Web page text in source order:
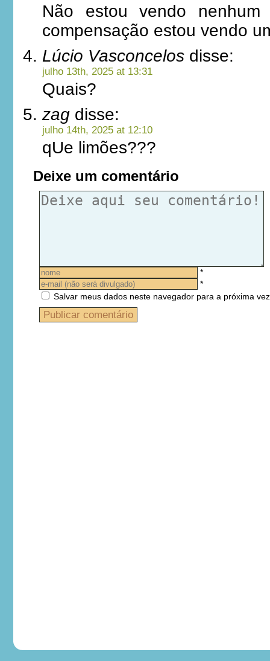
Não estou vendo
compensação estou vendo
Lúcio Vasconcelos disse:
julho 13th, 2025 at 13:31
Quais?
zag disse:
julho 14th, 2025 at 12:10
qUe limões???
Deixe um comentário
*
*
Salvar meus dados neste navegador para a próxima